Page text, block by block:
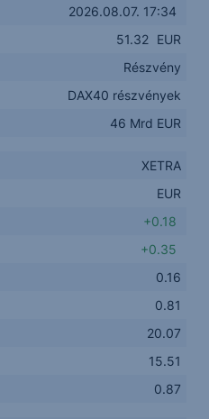
2026.08.07. 17:34
51.32 EUR
Részvény
DAX40 részvények
46 Mrd EUR
XETRA
EUR
+0.18
+0.35
0.16
0.81
20.07
15.51
0.87